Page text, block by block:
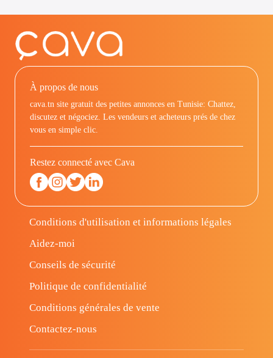
À propos de nous
cava.tn site gratuit des petites annonces en Tunisie: Chattez,
discutez et négociez. Les vendeurs et acheteurs prés de chez
vous en simple clic.
Restez connecté avec Cava
Conditions d'utilisation et informations légales
Aidez-moi
Conseils de sécurité
Politique de confidentialité
Conditions générales de vente
Contactez-nous